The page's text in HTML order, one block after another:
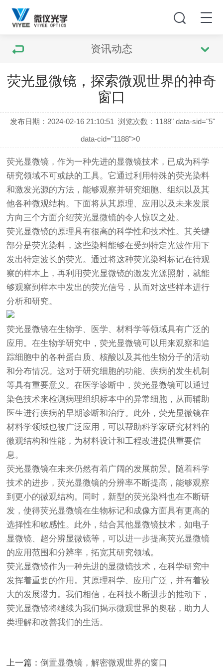
资讯动态
荧光显微镜，探索微观世界的神奇
窗口
发布日期：2024-02-16 21:10:51 浏览次数： 1188" data-sid="5"
data-cid="1188">0
荧光显微镜 ，作为一种先进的显微镜技术，已成为科学
研究领域不可或缺的工具。它通过利用特殊的荧光染料
和激发光源的方法，能够观察并研究细胞、组织以及其
他各种微观结构。下面将从其原理、应用以及未来发展
方向三个方面介绍荧光显微镜的令人惊叹之处。
荧光显微镜的原理具有很高的科学性和技术性。其关键
部分是荧光染料，这些染料能够在受到特定光波作用下
发出特定波长的荧光。通过将这种荧光染料标记在待观
察的样本上，再利用荧光显微镜的激发光源照射，就能
够观察到样本中发出的荧光信号，从而对这些样本进行
分析和研究。
荧光显微镜在生物学、医学、材料学等领域具有广泛的
应用。在生物学研究中，荧光显微镜可以用来观察和追
踪细胞中的各种蛋白质、核酸以及其他生物分子的活动
和分布情况。这对于研究细胞的功能、疾病的发生机制
等具有重要意义。在医学诊断中，荧光显微镜可以通过
染色技术来检测病理组织标本中的异常细胞，从而辅助
医生进行疾病的早期诊断和治疗。此外，荧光显微镜在
材料学领域也被广泛应用，可以帮助科学家研究材料的
微观结构和性能，为材料设计和工程改进提供重要信
息。
荧光显微镜在未来仍然有着广阔的发展前景。随着科学
技术的进步，荧光显微镜的分辨率不断提高，能够观察
到更小的微观结构。同时，新型的荧光染料也在不断研
发，使得荧光显微镜在生物标记和成像方面具有更高的
选择性和敏感性。此外，结合其他显微镜技术，如电子
显微镜、超分辨显微镜等，可以进一步提高荧光显微镜
的应用范围和分辨率，拓宽其研究领域。
荧光显微镜作为一种先进的显微镜技术，在科学研究中
发挥着重要的作用。其原理科学、应用广泛，并有着较
大的发展潜力。我们相信，在科技不断进步的推动下，
荧光显微镜将继续为我们揭示微观世界的奥秘，助力人
类理解和改善我们的生活。
上一篇：倒置显微镜，解密微观世界的窗口